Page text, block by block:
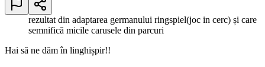
rezultat din adaptarea germanului ringspiel(joc in cerc) și care
semnifică micile carusele din parcuri
Hai să ne dăm în linghișpir!!